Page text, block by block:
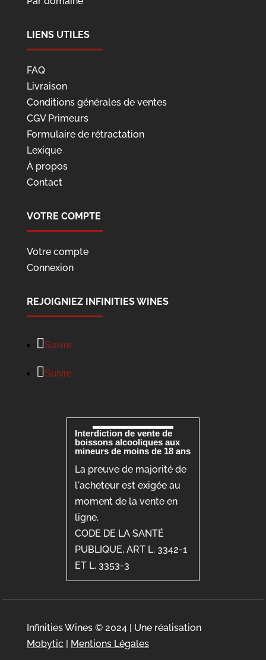
LIENS UTILES
FAQ
Livraison
Conditions générales de ventes
CGV Primeurs
Formulaire de rétractation
Lexique
À propos
Contact
VOTRE COMPTE
Votre compte
Connexion
REJOIGNIEZ INFINITIES WINES
Suivre
Suivre
Interdiction de vente de
boissons alcooliques aux
mineurs de moins de 18 ans
La preuve de majorité de
l'acheteur est exigée au
moment de la vente en
ligne.
CODE DE LA SANTÉ
PUBLIQUE, ART L. 3342-1
ET L. 3353-3
Infinities Wines © 2024 | Une réalisation
Mobytic
Mentions Légales